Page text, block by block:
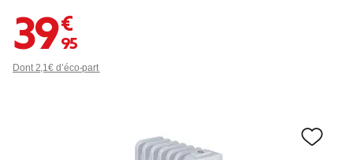
39,95 €
Dont 2,1€ d’éco-part